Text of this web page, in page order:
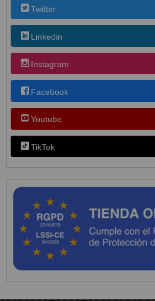
Twitter
Linkedin
Instagram
Facebook
Youtube
TikTok